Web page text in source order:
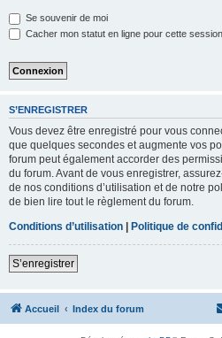
Se souvenir de moi
Cacher mon statut en ligne pour cette session
S’ENREGISTRER
Vous devez être enregistré pour vous
que quelques secondes et augmente vos
forum peut également accorder des
du forum. Avant de vous enregistrer,
de nos conditions d’utilisation et de notre
de bien lire tout le règlement du forum.
Conditions d’utilisation | Politique de
S’enregistrer
Accueil Index du forum